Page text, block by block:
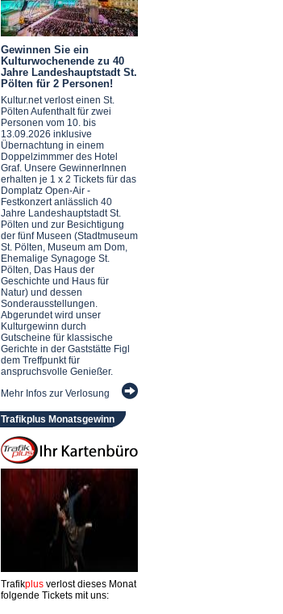
Gewinnen Sie ein
Kulturwochenende zu 40
Jahre Landeshauptstadt St.
Pölten für 2 Personen!
Kultur.net verlost einen St.
Pölten Aufenthalt für zwei
Personen vom 10. bis
13.09.2026 inklusive
Übernachtung in einem
Doppelzimmmer des Hotel
Graf. Unsere GewinnerInnen
erhalten je 1 x 2 Tickets für das
Domplatz Open-Air -
Festkonzert anlässlich 40
Jahre Landeshauptstadt St.
Pölten und zur Besichtigung
der fünf Museen (Stadtmuseum
St. Pölten, Museum am Dom,
Ehemalige Synagoge St.
Pölten, Das Haus der
Geschichte und Haus für
Natur) und dessen
Sonderausstellungen.
Abgerundet wird unser
Kulturgewinn durch
Gutscheine für klassische
Gerichte in der Gaststätte Figl
dem Treffpunkt für
anspruchsvolle Genießer.
Mehr Infos zur Verlosung
Trafikplus Monatsgewinn
Trafikplusverlost dieses Monat
folgende Tickets mit uns: